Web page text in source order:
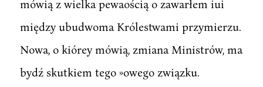
mówią z wielka pewaością o zawarłem iui
między ubudwoma Królestwami przymierzu.
Nowa, o kiórey mówią, zmiana Ministrów, ma
bydź skutkiem tego »owego związku.